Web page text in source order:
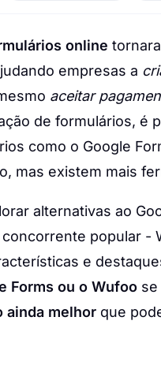
online
empresas a
aceitar
de formulários, é
como o Google
mas existem mais
alternativas ao
popular -
e
Forms ou o Wufoo se
ainda melhor que